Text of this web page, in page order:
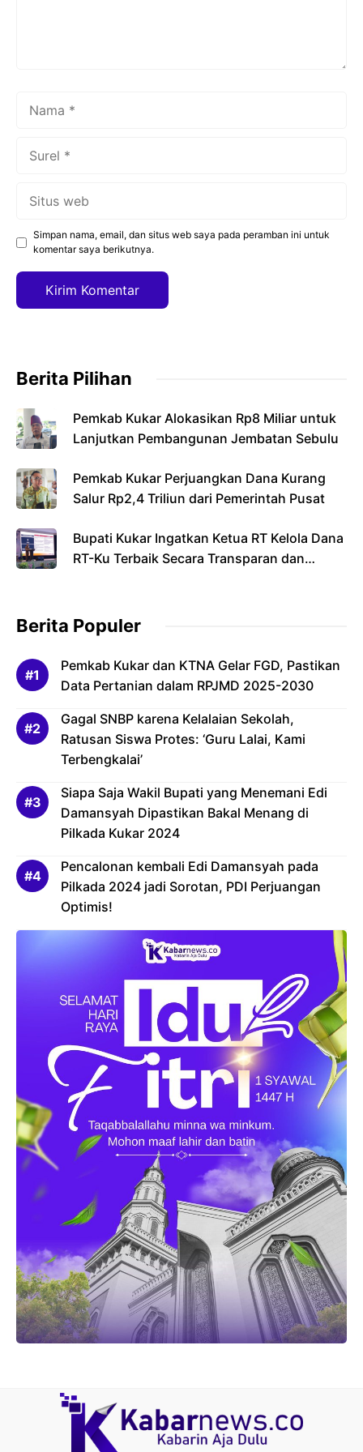
Simpan nama, email, dan situs web saya pada peramban ini untuk
komentar saya berikutnya.
Berita Pilihan
Pemkab Kukar Alokasikan Rp8 Miliar untuk
Lanjutkan Pembangunan Jembatan Sebulu
Pemkab Kukar Perjuangkan Dana Kurang
Salur Rp2,4 Triliun dari Pemerintah Pusat
Bupati Kukar Ingatkan Ketua RT Kelola Dana
RT-Ku Terbaik Secara Transparan dan
Berita Populer
Pemkab Kukar dan KTNA Gelar FGD, Pastikan
Data Pertanian dalam RPJMD 2025-2030
Gagal SNBP karena Kelalaian Sekolah,
Ratusan Siswa Protes: ‘Guru Lalai, Kami
Terbengkalai’
Siapa Saja Wakil Bupati yang Menemani Edi
Damansyah Dipastikan Bakal Menang di
Pilkada Kukar 2024
Pencalonan kembali Edi Damansyah pada
Pilkada 2024 jadi Sorotan, PDI Perjuangan
Optimis!